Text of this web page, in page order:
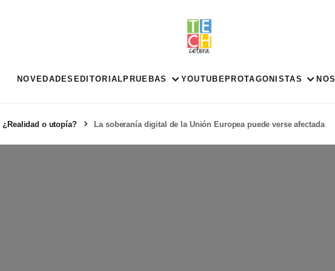
NOVEDADES EDITORIAL PRUEBAS YOUTUBE PROTAGONISTAS
o utopía? La soberanía digital de la Unión Europea puede verse afectada